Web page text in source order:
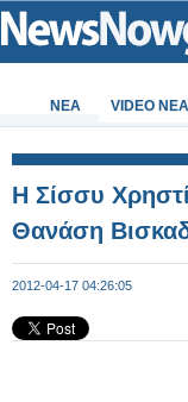
ΝΕΑ VIDEO NEA
Η Σίσσυ
Θανάση
2012-04-17 04:26:05